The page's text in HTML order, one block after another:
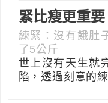
緊比瘦更重要
練緊：沒有餓肚
了5公斤
世上沒有天生就
陷，透過刻意的